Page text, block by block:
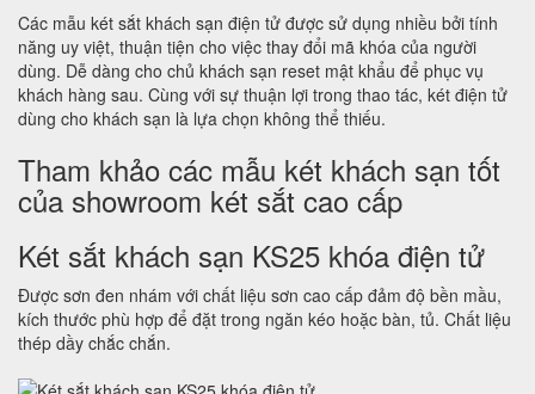
Các mẫu két sắt khách sạn điện tử được sử dụng nhiều bởi tính
năng uy việt, thuận tiện cho việc thay đổi mã khóa của người
dùng. Dễ dàng cho chủ khách sạn reset mật khẩu để phục vụ
khách hàng sau. Cùng với sự thuận lợi trong thao tác, két điện tử
dùng cho khách sạn là lựa chọn không thể thiếu.
Tham khảo các mẫu két khách sạn tốt
của showroom két sắt cao cấp
Két sắt khách sạn KS25 khóa điện tử
Được sơn đen nhám với chất liệu sơn cao cấp đảm độ bền mầu,
kích thước phù hợp để đặt trong ngăn kéo hoặc bàn, tủ. Chất liệu
thép dầy chắc chắn.